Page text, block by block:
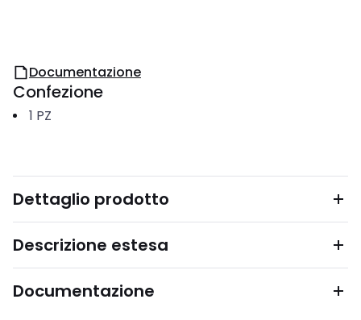
Documentazione
Confezione
1 PZ
Dettaglio prodotto
Descrizione estesa
Documentazione